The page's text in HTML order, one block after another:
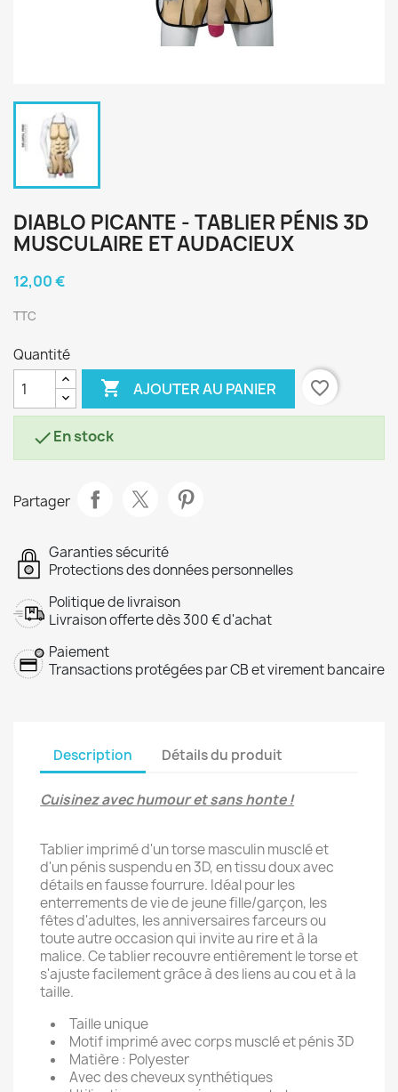
DIABLO PICANTE - TABLIER PÉNIS 3D
MUSCULAIRE ET AUDACIEUX
12,00 €
TTC
Quantité
 AJOUTER AU PANIER favorite_border
En stock
Partager
Garanties sécurité
Protections des données personnelles
Politique de livraison
Livraison offerte dès 300 € d'achat
Paiement
Transactions protégées par CB et virement bancaire
Description Détails du produit
Cuisinez avec humour et sans honte !
Tablier imprimé d'un torse masculin musclé et
d'un pénis suspendu en 3D, en tissu doux avec
détails en fausse fourrure. Idéal pour les
enterrements de vie de jeune fille/garçon, les
fêtes d'adultes, les anniversaires farceurs ou
toute autre occasion qui invite au rire et à la
malice. Ce tablier recouvre entièrement le torse et
s'ajuste facilement grâce à des liens au cou et à la
taille.
Taille unique
Motif imprimé avec corps musclé et pénis 3D
Matière : Polyester
Avec des cheveux synthétiques